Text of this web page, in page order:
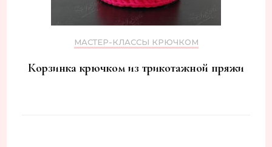
МАСТЕР-КЛАССЫ КРЮЧКОМ
Корзинка крючком из трикотажной пряжи